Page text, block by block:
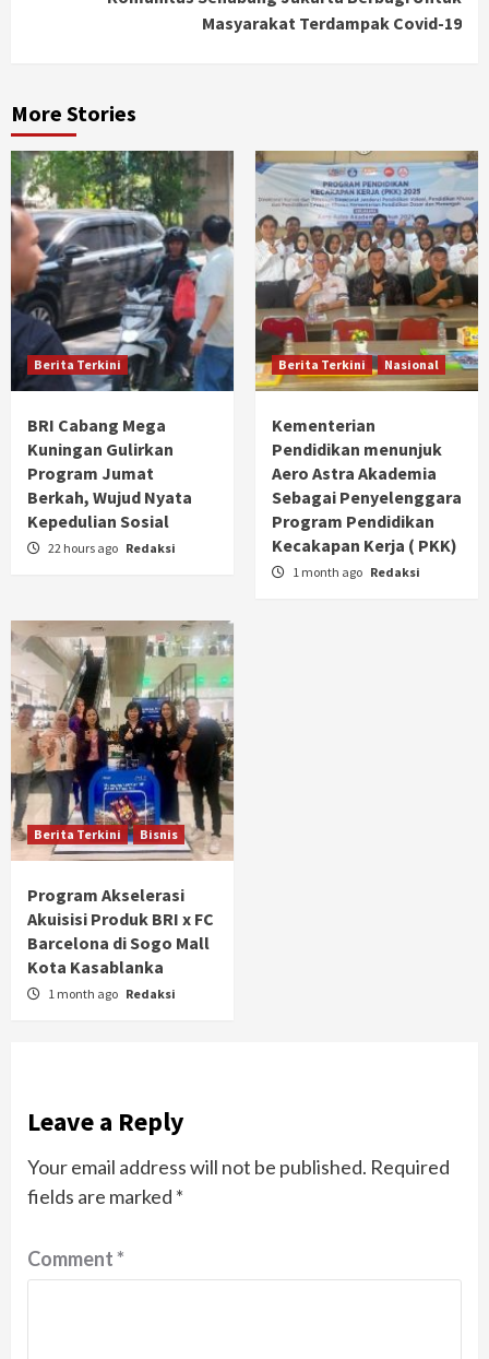
Masyarakat Terdampak Covid-19
More Stories
Berita Terkini
BRI Cabang Mega
Kuningan Gulirkan
Program Jumat
Berkah, Wujud Nyata
Kepedulian Sosial
22 hours ago Redaksi
Berita Terkini Nasional
Kementerian
Pendidikan menunjuk
Aero Astra Akademia
Sebagai Penyelenggara
Program Pendidikan
Kecakapan Kerja ( PKK)
1 month ago Redaksi
Berita Terkini Bisnis
Program Akselerasi
Akuisisi Produk BRI x FC
Barcelona di Sogo Mall
Kota Kasablanka
1 month ago Redaksi
Leave a Reply
Your email address will not be published. Required
fields are marked *
Comment*